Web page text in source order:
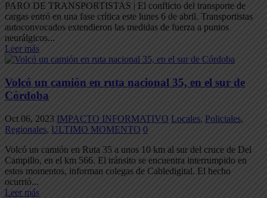
PARO DE TRANSPORTISTAS | El conflicto del transporte de
cargas entró en una fase crítica este lunes 6 de abril. Transportistas
autoconvocados extendieron las medidas de fuerza a puntos
neurálgicos...
Leer más
Volcó un camión en ruta nacional 35, en el sur de
Córdoba
Oct 06, 2023 IMPACTO INFORMATIVO Locales, Policiales,
Regionales, ULTIMO MOMENTO 0
Volcó un camión en Ruta 35 a unos 10 km al sur del cruce de Del
Campillo, en el km 566. El tránsito se encuentra interrumpido en
estos momentos, informan colegas de Cabledigital. El hecho
ocurrió...
Leer más